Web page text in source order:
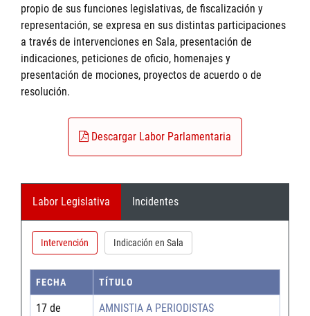
propio de sus funciones legislativas, de fiscalización y
representación, se expresa en sus distintas participaciones
a través de intervenciones en Sala, presentación de
indicaciones, peticiones de oficio, homenajes y
presentación de mociones, proyectos de acuerdo o de
resolución.
Descargar Labor Parlamentaria
Labor Legislativa Incidentes
Intervención Indicación en Sala
FECHA TÍTULO
17 de
AMNISTIA A PERIODISTAS